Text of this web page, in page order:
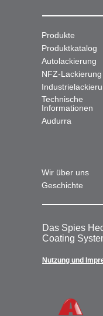
Produkte
Produktkatalog
Autolackierung
NFZ-Lackierung
Technische
Informationen
Audurra
Wir über uns
Geschichte
Das Spies
Coating
Nutzung und